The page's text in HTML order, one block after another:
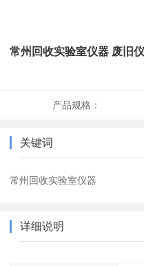
常州回收实验室仪器 废旧
产品规格：
关键词
常州回收实验室仪器
详细说明